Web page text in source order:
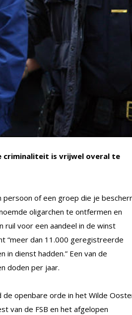
criminaliteit is vrijwel overal te
persoon of een groep die je
oligarchen te ontfermen en
ruil voor een aandeel in de winst
“meer dan 11.000 geregistreerde
in dienst hadden.” Een van de
doden per jaar.
de openbare orde in het Wilde
van de FSB en het afgelopen